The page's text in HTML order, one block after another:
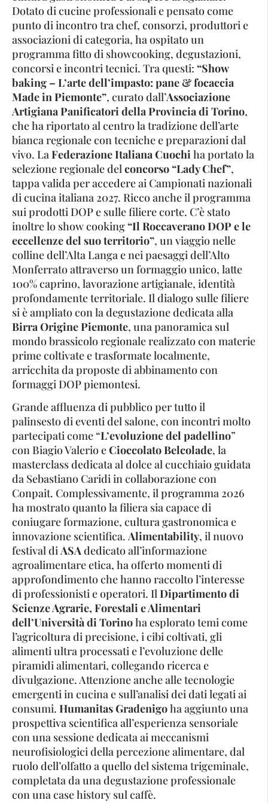
Dotato di cucine professionali e pensato come
punto di incontro tra chef, consorzi, produttori e
associazioni di categoria, ha ospitato un
programma fitto di showcooking, degustazioni,
concorsi e incontri tecnici. Tra questi: “Show
baking – L’arte dell’impasto: pane & focaccia
Made in Piemonte”, curato dall’Associazione
Artigiana Panificatori della Provincia di Torino,
che ha riportato al centro la tradizione dell’arte
bianca regionale con tecniche e preparazioni dal
vivo. La Federazione Italiana Cuochi ha portato la
selezione regionale del concorso “Lady Chef”,
tappa valida per accedere ai Campionati nazionali
di cucina italiana 2027. Ricco anche il programma
sui prodotti DOP e sulle filiere corte. C’è stato
inoltre lo show cooking“Il Roccaverano DOP e le
eccellenze del suo territorio”, un viaggio nelle
colline dell’Alta Langa e nei paesaggi dell’Alto
Monferrato attraverso un formaggio unico, latte
100% caprino, lavorazione artigianale, identità
profondamente territoriale. Il dialogo sulle filiere
si è ampliato con la degustazione dedicata alla
Birra Origine Piemonte, una panoramica sul
mondo brassicolo regionale realizzato con materie
prime coltivate e trasformate localmente,
arricchita da proposte di abbinamento con
formaggi DOP piemontesi.
Grande affluenza di pubblico per tutto il
palinsesto di eventi del salone, con incontri molto
partecipati come “L’evoluzione del padellino”
con Biagio Valerio eCioccolato Belcolade, la
masterclass dedicata al dolce al cucchiaio guidata
da Sebastiano Caridi in collaborazione con
Conpait. Complessivamente, il programma 2026
ha mostrato quanto la filiera sia capace di
coniugare formazione, cultura gastronomica e
innovazione scientifica.Alimentability, il nuovo
festival diASAdedicato all’informazione
agroalimentare etica, ha offerto momenti di
approfondimento che hanno raccolto l’interesse
di professionisti e operatori. IlDipartimento di
Scienze Agrarie, Forestali e Alimentari
dell’Università di Torinoha esplorato temi come
l’agricoltura di precisione, i cibi coltivati, gli
alimenti ultra processati e l’evoluzione delle
piramidi alimentari, collegando ricerca e
divulgazione. Attenzione anche alle tecnologie
emergenti in cucina e sull’analisi dei dati legati ai
consumi. Humanitas Gradenigoha aggiunto una
prospettiva scientifica all’esperienza sensoriale
con una sessione dedicata ai meccanismi
neurofisiologici della percezione alimentare, dal
ruolo dell’olfatto a quello del sistema trigeminale,
completata da una degustazione professionale
con una case history sul caffè.